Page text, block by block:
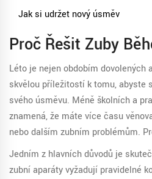
Jak si udržet nový úsměv
Proč Řešit Zuby
Léto je nejen obdobím dovolených
skvělou příležitostí k tomu, abyste
svého úsměvu. Méně školních a
znamená, že máte více času
nebo dalším zubním problémům.
Jedním z hlavních důvodů je
zubní aparáty vyžadují pravidelné